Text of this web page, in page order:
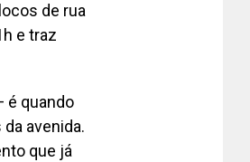
de rua
e traz
é quando
avenida.
que já